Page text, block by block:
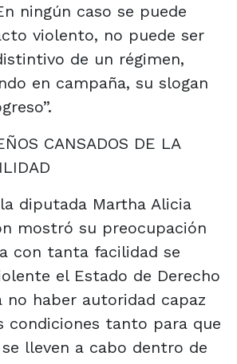
ningún caso se puede
violento, no puede ser
de un régimen,
en campaña, su slogan
CANSADOS DE LA
diputada Martha Alicia
mostró su preocupación
con tanta facilidad se
el Estado de Derecho
no haber autoridad capaz
condiciones tanto para que
lleven a cabo dentro de